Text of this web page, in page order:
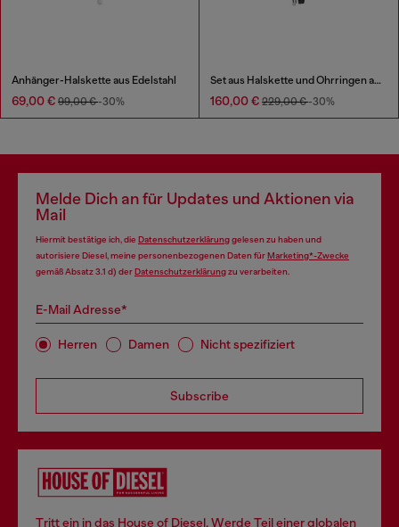
Anhänger-Halskette aus Edelstahl
69,00 € 99,00 €-30%
Set aus Halskette und Ohrringen aus Edelstahl
160,00 € 229,00 €-30%
Melde Dich an für Updates und Aktionen via
Mail
Hiermit bestätige ich, die Datenschutzerklärunggelesen zu haben und
autorisiere Diesel, meine personenbezogenen Daten fürMarketing*-Zwecke
gemäß Absatz 3.1 d) derDatenschutzerklärungzu verarbeiten.
E-Mail Adresse*
Herren Damen Nicht spezifiziert
Subscribe
Tritt ein in das House of Diesel. Werde Teil einer globalen